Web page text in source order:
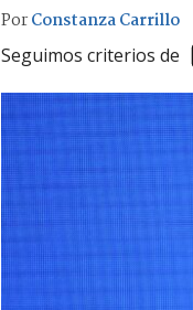
PorConstanza Carrillo
Seguimos criterios de